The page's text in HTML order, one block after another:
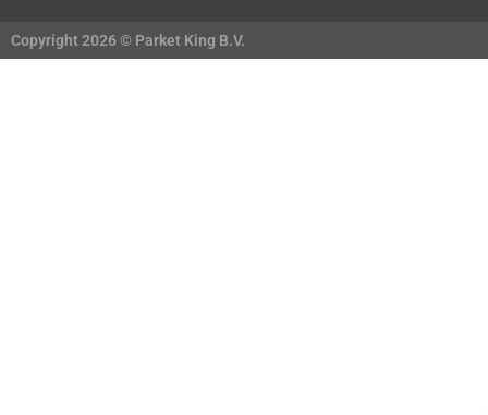
Copyright 2026 © Parket King B.V.